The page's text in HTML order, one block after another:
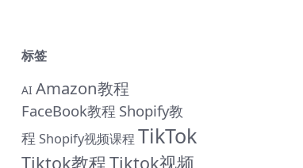
标签
AI Amazon教程
FaceBook教程 Shopify教
程 Shopify视频课程 TikTok
Tiktok教程Tiktok视频